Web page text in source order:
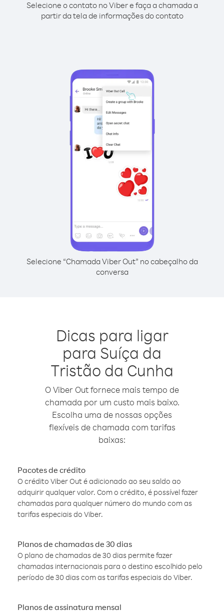
Selecione o contato no Viber e faça a chamada a
partir da tela de informações do contato
Selecione “Chamada Viber Out” no cabeçalho da
conversa
Dicas para ligar
para Suíça da
Tristão da Cunha
O Viber Out fornece mais tempo de
chamada por um custo mais baixo.
Escolha uma de nossas opções
flexíveis de chamada com tarifas
baixas:
Pacotes de crédito
O crédito Viber Out é adicionado ao seu saldo ao
adquirir qualquer valor. Com o crédito, é possível fazer
chamadas para qualquer número do mundo com as
tarifas especiais do Viber.
Planos de chamadas de 30 dias
O plano de chamadas de 30 dias permite fazer
chamadas internacionais para o destino escolhido pelo
período de 30 dias com as tarifas especiais do Viber.
Planos de assinatura mensal